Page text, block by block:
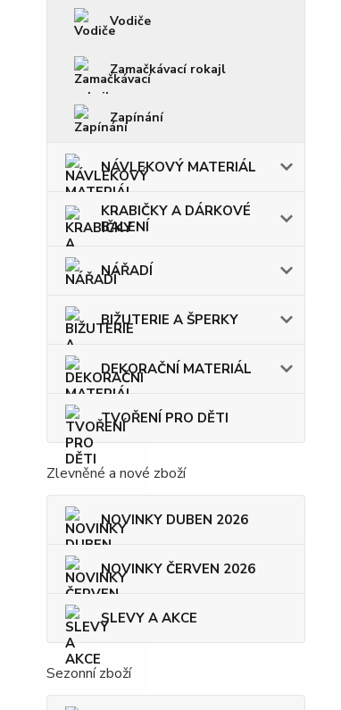
Vodiče
Zamačkávací rokajl
Zapínání
NÁVLEKOVÝ MATERIÁL
KRABIČKY A DÁRKOVÉ
BALENÍ
NÁŘADÍ
BIŽUTERIE A ŠPERKY
DEKORAČNÍ MATERIÁL
TVOŘENÍ PRO DĚTI
Zlevněné a nové zboží
NOVINKY DUBEN 2026
NOVINKY ČERVEN 2026
SLEVY A AKCE
Sezonní zboží